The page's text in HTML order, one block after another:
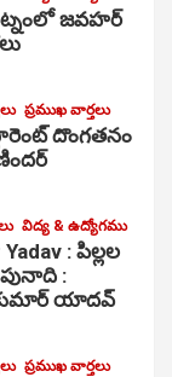
జవహర్
ప్రముఖ వార్తలు
దొంగతనం
విద్య & ఉద్యోగము
: పిల్లల
పునాది :
యాదవ్
ప్రముఖ వార్తలు